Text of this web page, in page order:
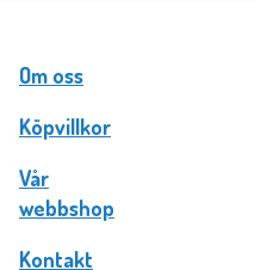
Om oss
Köpvillkor
Vår
webbshop
Kontakt